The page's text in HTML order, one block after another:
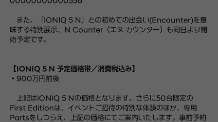
また、「IONIQ 5 N」との初めての出会い(Encounter)を意
味する特別展示、N Counter（エヌ カウンター）も同日より開
始予定です。
【IONIQ 5 N 予定価格帯／消費税込み】
・900万円前後
上記はIONIQ 5 Nの価格となります。さらに50台限定の
First Editionは、イベントご招待の特別な体験のほか、専用
Partsをしつらえ、上記の価格にてご案内いたします。事前予約